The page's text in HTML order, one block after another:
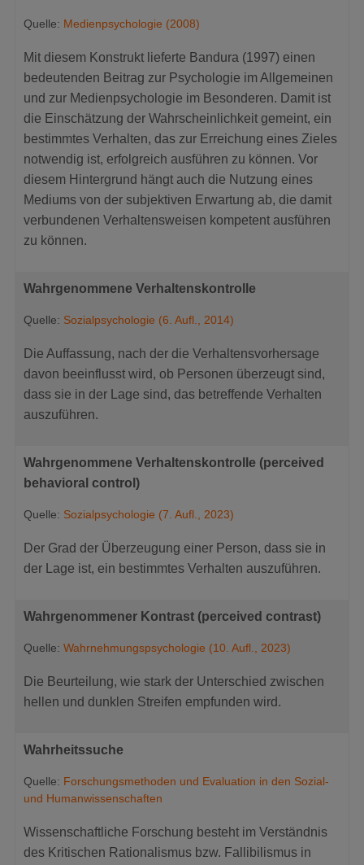
Quelle: Medienpsychologie (2008)
Mit diesem Konstrukt lieferte Bandura (1997) einen
bedeutenden Beitrag zur Psychologie im Allgemeinen
und zur Medienpsychologie im Besonderen. Damit ist
die Einschätzung der Wahrscheinlichkeit gemeint, ein
bestimmtes Verhalten, das zur Erreichung eines Zieles
notwendig ist, erfolgreich ausführen zu können. Vor
diesem Hintergrund hängt auch die Nutzung eines
Mediums von der subjektiven Erwartung ab, die damit
verbundenen Verhaltensweisen kompetent ausführen
zu können.
Wahrgenommene Verhaltenskontrolle
Quelle: Sozialpsychologie (6. Aufl., 2014)
Die Auffassung, nach der die Verhaltensvorhersage
davon beeinflusst wird, ob Personen überzeugt sind,
dass sie in der Lage sind, das betreffende Verhalten
auszuführen.
Wahrgenommene Verhaltenskontrolle (perceived
behavioral control)
Quelle: Sozialpsychologie (7. Aufl., 2023)
Der Grad der Überzeugung einer Person, dass sie in
der Lage ist, ein bestimmtes Verhalten auszuführen.
Wahrgenommener Kontrast (perceived contrast)
Quelle: Wahrnehmungspsychologie (10. Aufl., 2023)
Die Beurteilung, wie stark der Unterschied zwischen
hellen und dunklen Streifen empfunden wird.
Wahrheitssuche
Quelle: Forschungsmethoden und Evaluation in den Sozial-
und Humanwissenschaften
Wissenschaftliche Forschung besteht im Verständnis
des Kritischen Rationalismus bzw. Fallibilismus in